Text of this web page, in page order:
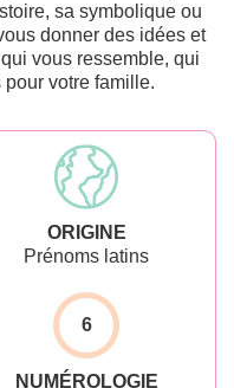
sa symbolique ou
donner des idées et
vous ressemble, qui
votre famille.
ORIGINE
Prénoms latins
6
NUMÉROLOGIE